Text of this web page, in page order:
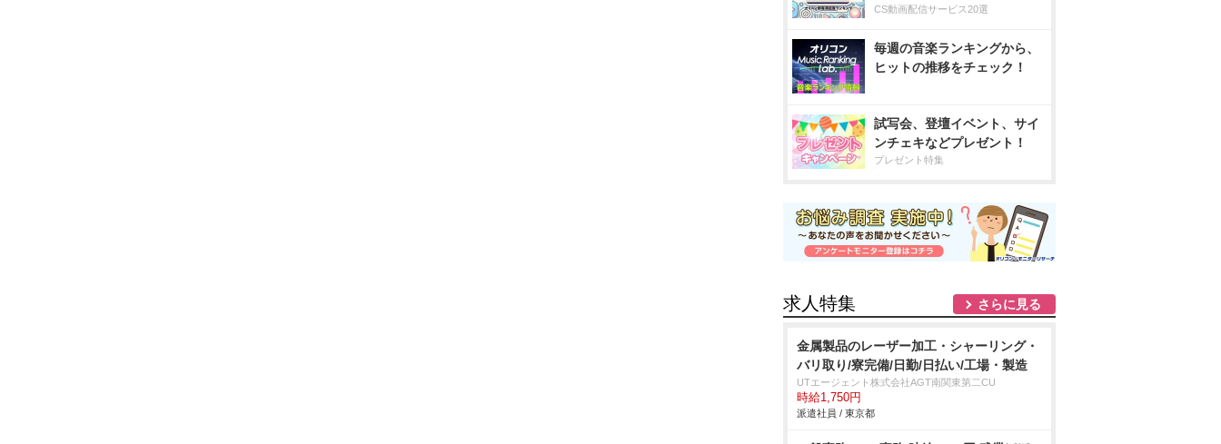
CS動画配信サービス20選
毎週の音楽ランキングから、
ヒットの推移をチェック！
試写会、登壇イベント、サイ
ンチェキなどプレゼント！
プレゼント特集
求人特集 さらに見る
金属製品のレーザー加工・シャーリング・
バリ取り/寮完備/日勤/日払い/工場・製造
UTエージェント株式会社AGT南関東第二CU
時給1,750円
派遣社員 / 東京都